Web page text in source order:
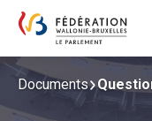
Documents